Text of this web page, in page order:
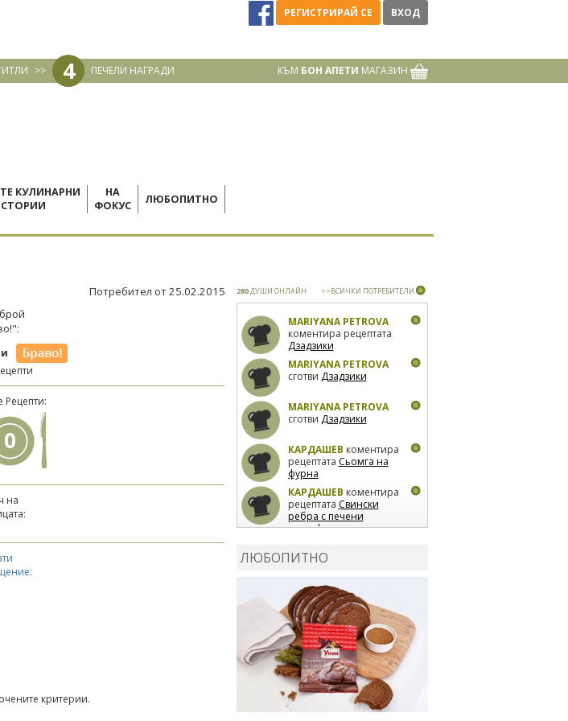
РЕГИСТРИРАЙ СЕ ВХОД
>> 4 ПЕЧЕЛИ НАГРАДИ КЪМ БОН АПЕТИ МАГАЗИН
КУЛИНАРНИ
НА
ФОКУС
ЛЮБОПИТНО
Потребител от 25.02.2015
Рецепти:
0
на
критерии.
280ДУШИ ОНЛАЙН >>ВСИЧКИ ПОТРЕБИТЕЛИ
MARIYANA PETROVA
коментира рецептата
Дзадзики
MARIYANA PETROVA
сготви Дзадзики
MARIYANA PETROVA
сготви Дзадзики
КАРДАШЕВ коментира
рецептата Сьомга на
фурна
КАРДАШЕВ коментира
рецептата Свински
ребра с печени
картофи
лимон
коментира рецептата
Киноа със зеленчуци
ЛЮБОПИТНО